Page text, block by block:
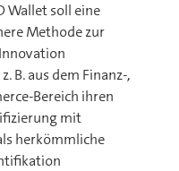
Wallet soll eine
Methode zur
B. aus dem Finanz-,
Bereich ihren
mit
herkömmliche